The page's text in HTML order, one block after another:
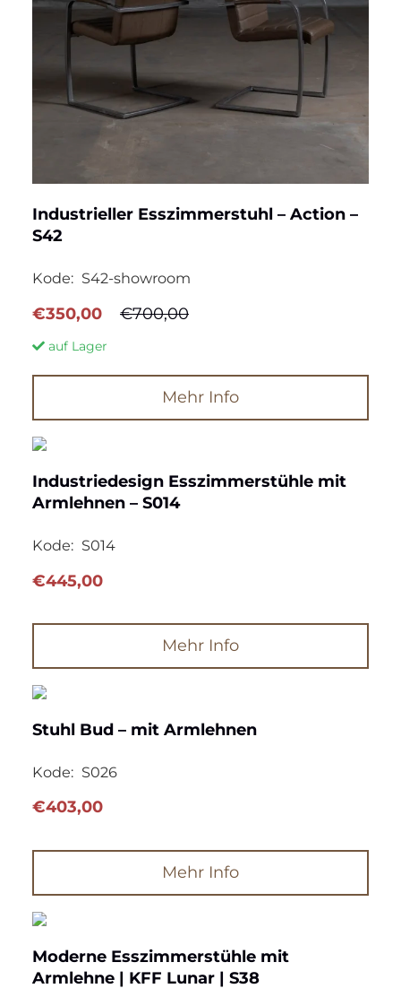
Industrieller Esszimmerstuhl – Action –
S42
Kode: S42-showroom
€700,00Ursprünglicher
€700,00
€350,00
Aktueller
€350,00.
auf Lager
Mehr Info
Industriedesign Esszimmerstühle mit
Armlehnen – S014
Kode: S014
€445,00
Mehr Info
Stuhl Bud – mit Armlehnen
Kode: S026
€403,00
Mehr Info
Moderne Esszimmerstühle mit
Armlehne | KFF Lunar | S38